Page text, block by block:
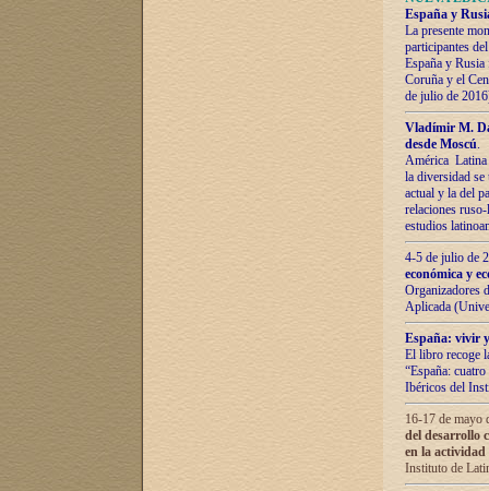
España y
La presente
participantes
España y
Coruña y el
de julio de
Vladímir М.
desde Moscú.
América Latina
la diversidad
actual у lа del
relaciones
estudios
4-5 de julio de
económica y
Organizadores
Aplicada
España: vivir
El libro recoge
“España:
Ibéricos del
16-17 de mayo
del desarrollo
en la
Instituto de